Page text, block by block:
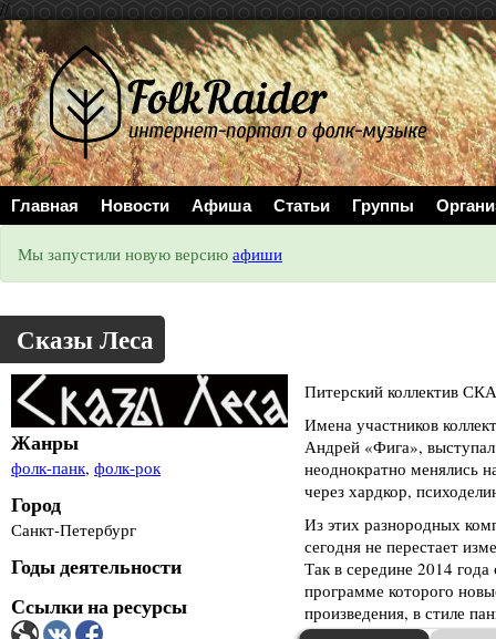
//
Главная Новости Афиша Статьи Группы
Мы запустили новую версию афиши
Сказы Леса
Жанры
фолк-панк, фолк-рок
Город
Санкт-Петербург
Годы деятельности
Ссылки на ресурсы
Питерский коллектив
Имена участников
Андрей «Фига»,
неоднократно менялись
через хардкор,
Из этих разнородных
сегодня не перестает
Так в середине 2014
программе которого
произведения, в стиле